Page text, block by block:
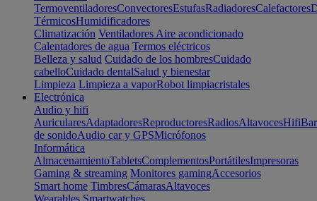
TermoventiladoresConvectoresEstufasRadiadoresCalefactores
TérmicosHumidificadores
Climatización Ventiladores Aire acondicionado
Calentadores de agua Termos eléctricos
Belleza y salud Cuidado de los hombresCuidado
cabelloCuidado dentalSalud y bienestar
Limpieza Limpieza a vaporRobot limpiacristales
Electrónica
Audio y hifi
AuricularesAdaptadoresReproductoresRadiosAltavocesHifi
de sonidoAudio car y GPSMicrófonos
Informática
AlmacenamientoTabletsComplementosPortátilesImpresoras
Gaming & streaming Monitores gamingAccesorios
Smart home TimbresCámarasAltavoces
Wearables Smartwatches